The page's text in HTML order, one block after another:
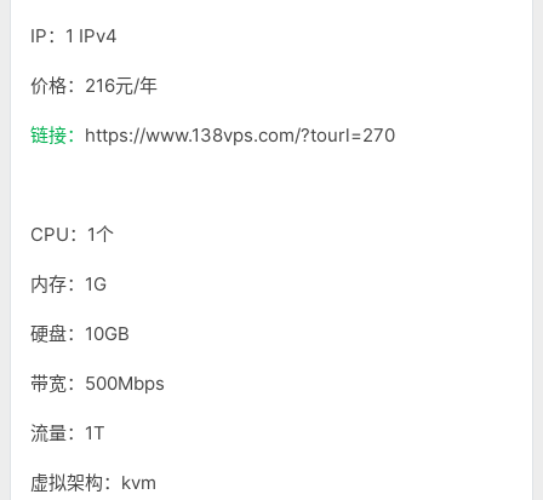
IP：1 IPv4
价格：216元/年
链接： https://www.138vps.com/?tourl=270
CPU：1个
内存：1G
硬盘：10GB
带宽：500Mbps
流量：1T
虚拟架构：kvm